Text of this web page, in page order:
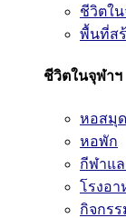
ชีวิตใ
พื้นที่ส
ชีวิตในจุฬาฯ
หอสมุ
หอพัก
กีฬาแ
โรงอา
กิจกร